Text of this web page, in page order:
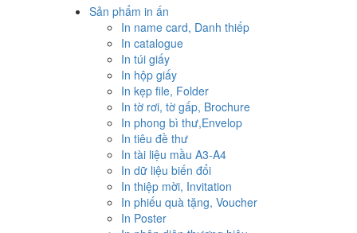
Sản phẩm in ấn
In name card, Danh thiếp
In catalogue
In túi giấy
In hộp giấy
In kẹp file, Folder
In tờ rơi, tờ gấp, Brochure
In phong bì thư,Envelop
In tiêu đề thư
In tài liệu mầu A3-A4
In dữ liệu biến đổi
In thiệp mời, Invitation
In phiếu quà tặng, Voucher
In Poster